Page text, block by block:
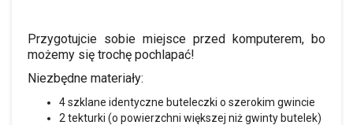
Przygotujcie sobie miejsce przed komputerem, bo
możemy się trochę pochlapać!
Niezbędne materiały:
4 szklane identyczne buteleczki o szerokim gwincie
2 tekturki (o powierzchni większej niż gwinty butelek)